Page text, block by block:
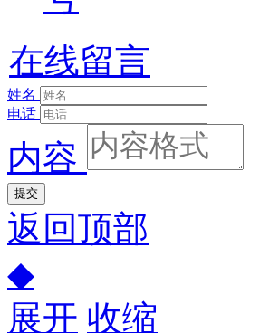
在线留言
姓名
电话
内容
提交
返回顶部
◆
展开 收缩